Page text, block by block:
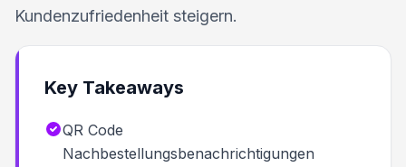
Kundenzufriedenheit steigern.
Key Takeaways
QR Code
Nachbestellungsbenachrichtigungen